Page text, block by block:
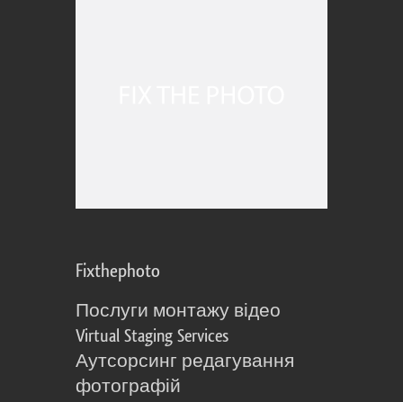
Fixthephoto
Послуги монтажу відео
Virtual Staging Services
Аутсорсинг редагування
фотографій